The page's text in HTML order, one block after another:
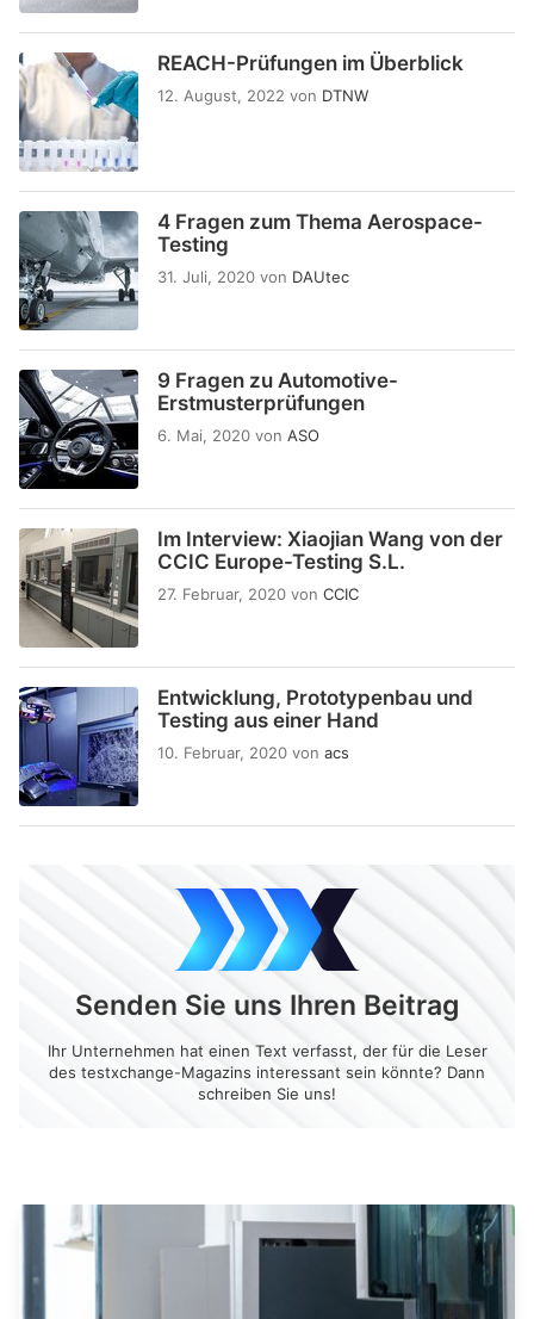
REACH-Prüfungen im Überblick
12. August, 2022 von DTNW
4 Fragen zum Thema Aerospace-
Testing
31. Juli, 2020 von DAUtec
9 Fragen zu Automotive-
Erstmusterprüfungen
6. Mai, 2020 von ASO
Im Interview: Xiaojian Wang von der
CCIC Europe-Testing S.L.
27. Februar, 2020 von CCIC
Entwicklung, Prototypenbau und
Testing aus einer Hand
10. Februar, 2020 von acs
Senden Sie uns Ihren Beitrag
Ihr Unternehmen hat einen Text verfasst, der für die Leser
des testxchange-Magazins interessant sein könnte? Dann
schreiben Sie uns!